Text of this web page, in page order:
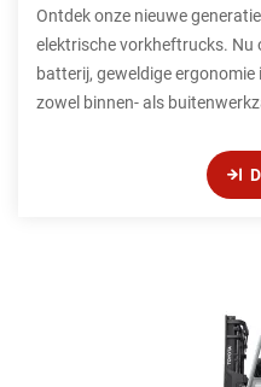
Ontdek onze nieuwe
elektrische vorkheftrucks. Nu
batterij, geweldige
zowel binnen- als